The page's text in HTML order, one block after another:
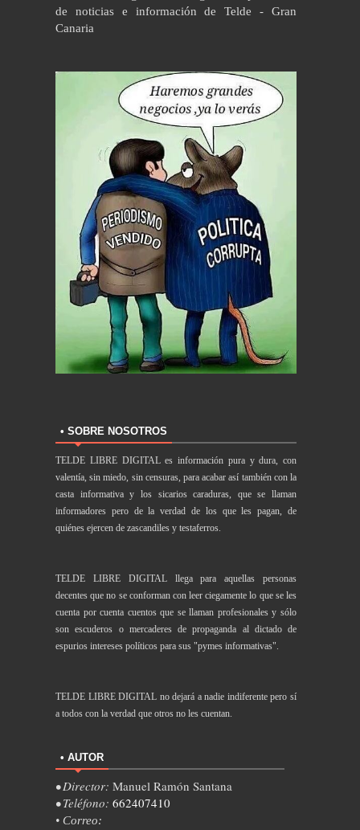
de noticias e información de Telde - Gran
Canaria
• SOBRE NOSOTROS
TELDE LIBRE DIGITAL es información pura y dura, con
valentía, sin miedo, sin censuras, para acabar así también con la
casta informativa y los sicarios caraduras, que se llaman
informadores pero de la verdad de los que les pagan, de
quiénes ejercen de zascandiles y testaferros.
TELDE LIBRE DIGITAL llega para aquellas personas
decentes que no se conforman con leer ciegamente lo que se les
cuenta por cuenta cuentos que se llaman profesionales y sólo
son escuderos o mercaderes de propaganda al dictado de
espurios intereses políticos para sus "pymes informativas".
TELDE LIBRE DIGITAL no dejará a nadie indiferente pero sí
a todos con la verdad que otros no les cuentan.
• AUTOR
• Director: Manuel Ramón Santana
• Teléfono: 662407410
• Correo: